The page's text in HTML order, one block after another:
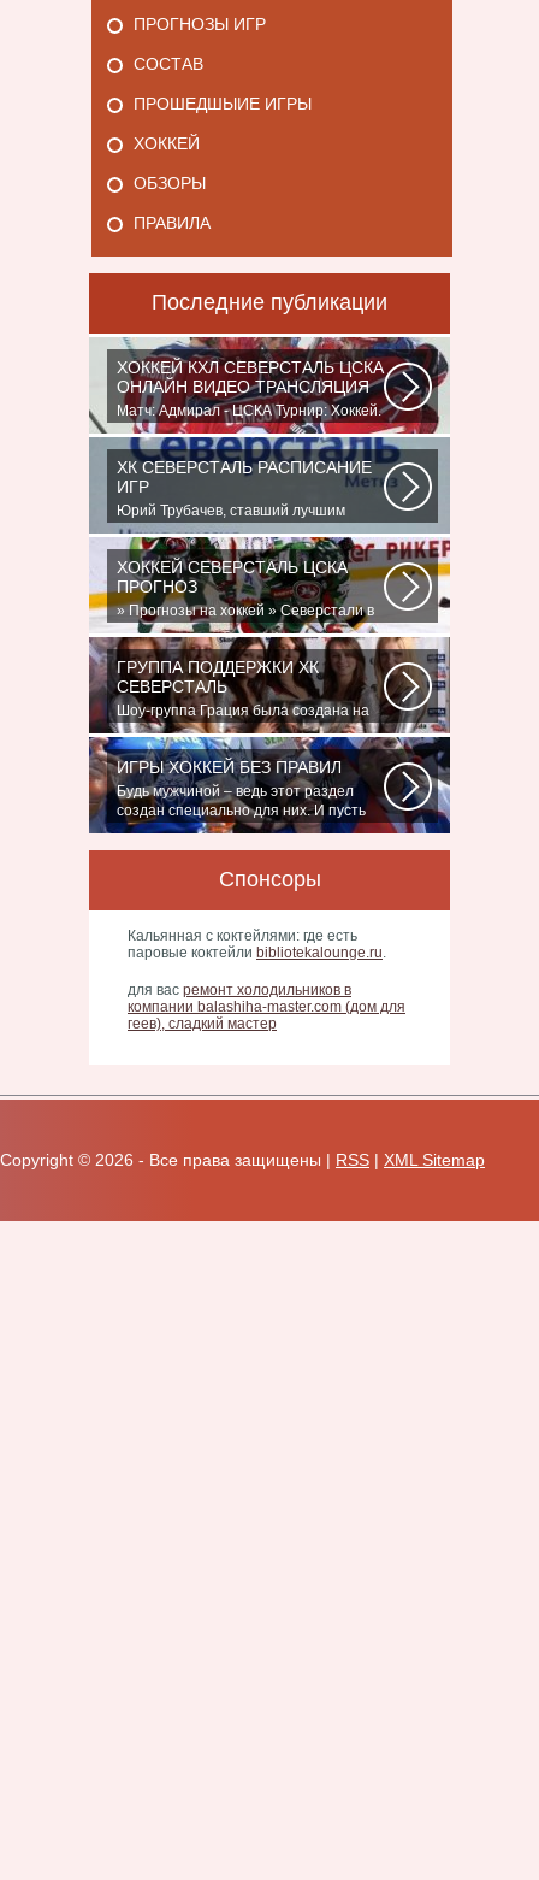
ПРОГНОЗЫ ИГР
СОСТАВ
ПРОШЕДШЫИЕ ИГРЫ
ХОККЕЙ
ОБЗОРЫ
ПРАВИЛА
Последние публикации
ХОККЕЙ КХЛ СЕВЕРСТАЛЬ ЦСКА
ОНЛАЙН ВИДЕО ТРАНСЛЯЦИЯ
Матч: Адмирал - ЦСКА Турнир: Хоккей.
Чемпионат КХЛНачало матча: 10:00
МСК...
ХК СЕВЕРСТАЛЬ РАСПИСАНИЕ
ИГР
Юрий Трубачев, ставший лучшим
игроком в составе 28 ноября, 02:52
Команде...
ХОККЕЙ СЕВЕРСТАЛЬ ЦСКА
ПРОГНОЗ
» Прогнозы на хоккей » Северстали в
последнее время крупно не везет.
Коллектив...
ГРУППА ПОДДЕРЖКИ ХК
СЕВЕРСТАЛЬ
Шоу-группа Грация была создана на
базе ярославского шейпинг-центра
для...
ИГРЫ ХОККЕЙ БЕЗ ПРАВИЛ
Будь мужчиной – ведь этот раздел
создан специально для них. И пусть
злопыхатели...
Спонсоры
Кальянная с коктейлями: где есть
паровые коктейли bibliotekalounge.ru.
для вас ремонт холодильников в
компании balashiha-master.com (дом для
геев), сладкий мастер
Copyright © 2026 - Все права защищены | RSS | XML Sitemap